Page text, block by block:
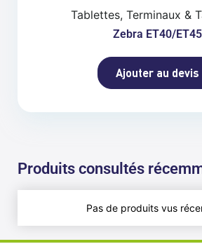
Tablettes, Terminaux &
Zebra ET40/ET45
Ajouter au devis
Produits consultés
Pas de produits vus